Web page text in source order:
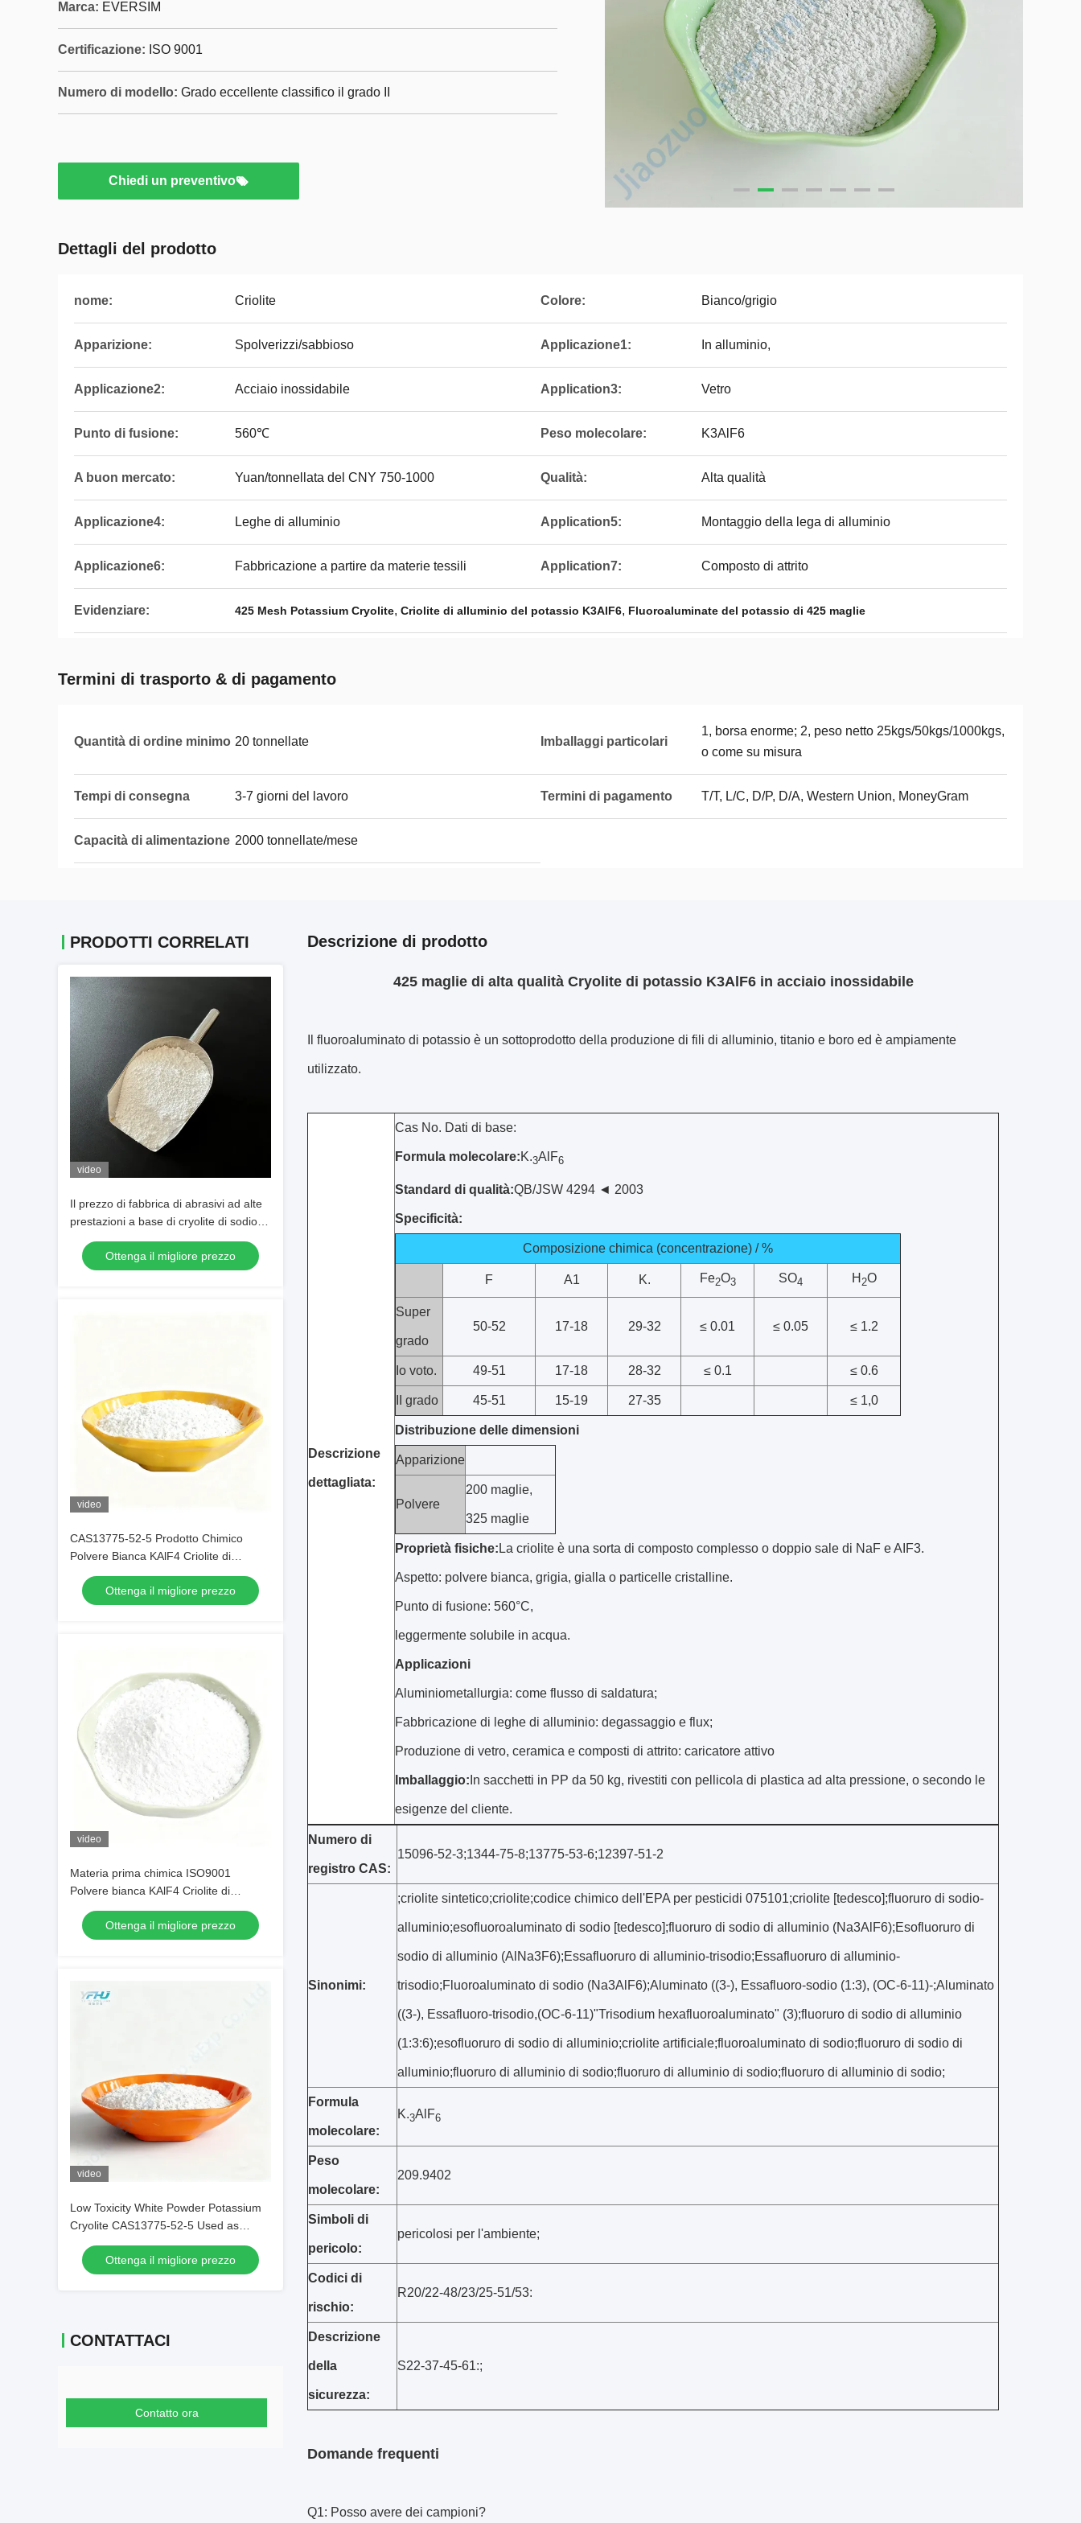
Marca: EVERSIM
Certificazione: ISO 9001
Numero di modello: Grado eccellente classifico il grado II
Chiedi un preventivo
Dettagli del prodotto
nome: Criolite Colore: Bianco/grigio
Apparizione: Spolverizzi/sabbioso Applicazione1: In alluminio,
Applicazione2: Acciaio inossidabile Application3: Vetro
Punto di fusione: 560℃ Peso molecolare: K3AlF6
A buon mercato: Yuan/tonnellata del CNY 750-1000 Qualità: Alta qualità
Applicazione4: Leghe di alluminio Application5: Montaggio della lega di alluminio
Applicazione6: Fabbricazione a partire da materie tessili Application7: Composto di attrito
Evidenziare: 425 Mesh Potassium Cryolite, Criolite di alluminio del potassio K3AlF6, Fluoroaluminate del potassio di 425 maglie
Termini di trasporto & di pagamento
Quantità di ordine minimo 20 tonnellate Imballaggi particolari
1, borsa enorme; 2, peso netto 25kgs/50kgs/1000kgs,
o come su misura
Tempi di consegna 3-7 giorni del lavoro Termini di pagamento T/T, L/C, D/P, D/A, Western Union, MoneyGram
Capacità di alimentazione 2000 tonnellate/mese
PRODOTTI CORRELATI
video
Il prezzo di fabbrica di abrasivi ad alte
prestazioni a base di cryolite di sodio
bianco puro per la produzione
industrialeOttenga il migliore prezzo
video
CAS13775-52-5 Prodotto Chimico
Polvere Bianca KAlF4 Criolite di
Potassio - Sbloccando il Potenziale
nelle Industrie Chimiche
Ottenga il migliore prezzo
video
Materia prima chimica ISO9001
Polvere bianca KAlF4 Criolite di
potassio per l'ottimizzazione dei
rivestimenti metallici
Ottenga il migliore prezzo
video
Low Toxicity White Powder Potassium
Cryolite CAS13775-52-5 Used as
Brazing Fluxes for Copper
Ottenga il migliore prezzo
CONTATTACI
Contatto ora
Descrizione di prodotto
425 maglie di alta qualità Cryolite di potassio K3AlF6 in acciaio inossidabile
Il fluoroaluminato di potassio è un sottoprodotto della produzione di fili di alluminio, titanio e boro ed è ampiamente
utilizzato.
Descrizione
dettagliata:
Cas No. Dati di base:
Formula molecolare:K.3AlF6
Standard di qualità:QB/JSW 4294 ◄ 2003
Specificità:
Composizione chimica (concentrazione) / %
F A1 K. Fe2O3 SO4 H 2O
Super
grado
50-52 17-18 29-32 ≤ 0.01 ≤ 0.05 ≤ 1.2
Io voto. 49-51 17-18 28-32 ≤ 0.1 ≤ 0.6
II grado 45-51 15-19 27-35 ≤ 1,0
Distribuzione delle dimensioni
Apparizione
Polvere
200 maglie,
325 maglie
Proprietà fisiche: La criolite è una sorta di composto complesso o doppio sale di NaF e AIF3.
Aspetto: polvere bianca, grigia, gialla o particelle cristalline.
Punto di fusione: 560°C,
leggermente solubile in acqua.
Applicazioni
Aluminiometallurgia: come flusso di saldatura;
Fabbricazione di leghe di alluminio: degassaggio e flux;
Produzione di vetro, ceramica e composti di attrito: caricatore attivo
Imballaggio: In sacchetti in PP da 50 kg, rivestiti con pellicola di plastica ad alta pressione, o secondo le
esigenze del cliente.
Numero di
registro CAS:
15096-52-3;1344-75-8;13775-53-6;12397-51-2
Sinonimi:
;criolite sintetico;criolite;codice chimico dell'EPA per pesticidi 075101;criolite [tedesco];fluoruro di sodio-
alluminio;esofluoroaluminato di sodio [tedesco];fluoruro di sodio di alluminio (Na3AlF6);Esofluoruro di
sodio di alluminio (AlNa3F6);Essafluoruro di alluminio-trisodio;Essafluoruro di alluminio-
trisodio;Fluoroaluminato di sodio (Na3AlF6);Aluminato ((3-), Essafluoro-sodio (1:3), (OC-6-11)-;Aluminato
((3-), Essafluoro-trisodio,(OC-6-11)"Trisodium hexafluoroaluminato" (3);fluoruro di sodio di alluminio
(1:3:6);esofluoruro di sodio di alluminio;criolite artificiale;fluoroaluminato di sodio;fluoruro di sodio di
alluminio;fluoruro di alluminio di sodio;fluoruro di alluminio di sodio;fluoruro di alluminio di sodio;
Formula
molecolare:
K.3AlF6
Peso
molecolare:
209.9402
Simboli di
pericolo:
pericolosi per l'ambiente;
Codici di
rischio:
R20/22-48/23/25-51/53:
Descrizione
della
sicurezza:
S22-37-45-61:;
Domande frequenti
Q1: Posso avere dei campioni?